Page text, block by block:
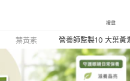
搜尋
葉黃素 營養師監製10 大葉黃